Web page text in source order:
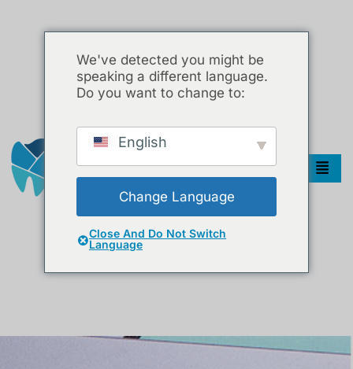
We've detected you might be
speaking a different language.
Do you want to change to:
English
Change Language
Close And Do Not Switch
Language